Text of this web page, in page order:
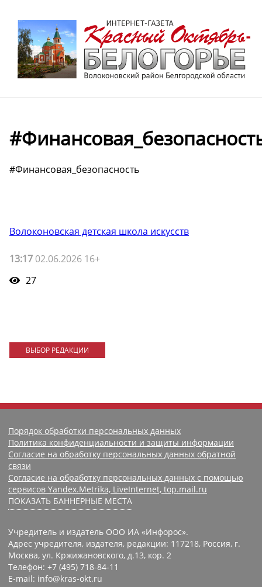
#Финансовая_безопасность
Волоконовская детская школа искусств
13:17 02.06.2026 16+
27
ВЫБОР РЕДАКЦИИ
Порядок обработки персональных данных
Политика конфиденциальности и защиты информации
Согласие на обработку персональных данных обратной
связи
Согласие на обработку персональных данных с помощью
сервисов Yandex.Metrika, LiveInternet, top.mail.ru
ПОКАЗАТЬ БАННЕРНЫЕ МЕСТА
Учредитель и издатель ООО ИА «Инфорос».
Адрес учредителя, издателя, редакции: 117218, Россия, г.
Москва, ул. Кржижановского, д.13, кор. 2
Телефон: +7 (495) 718-84-11
E-mail: info@kras-okt.ru